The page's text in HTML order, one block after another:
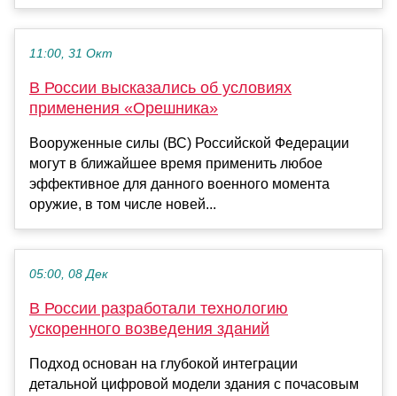
11:00, 31 Окт
В России высказались об условиях
применения «Орешника»
Вооруженные силы (ВС) Российской Федерации
могут в ближайшее время применить любое
эффективное для данного военного момента
оружие, в том числе новей...
05:00, 08 Дек
В России разработали технологию
ускоренного возведения зданий
Подход основан на глубокой интеграции
детальной цифровой модели здания с почасовым